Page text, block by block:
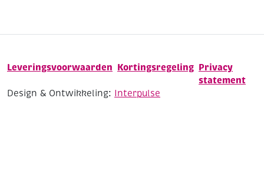
Leveringsvoorwaarden Kortingsregeling Privacy
statement
Design & Ontwikkeling: Interpulse